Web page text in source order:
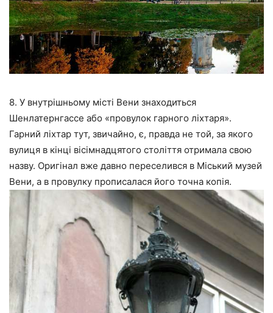
8. У внутрішньому місті Вени знаходиться
Шенлатернгассе або «провулок гарного ліхтаря».
Гарний ліхтар тут, звичайно, є, правда не той, за якого
вулиця в кінці вісімнадцятого століття отримала свою
назву. Оригінал вже давно переселився в Міський музей
Вени, а в провулку прописалася його точна копія.